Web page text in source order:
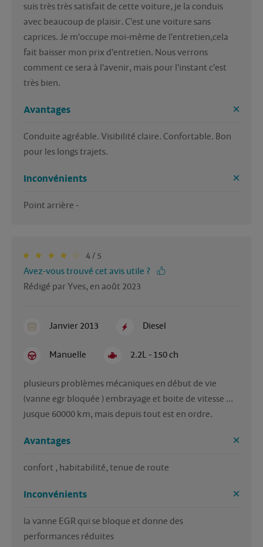
suis très très satisfait de cette voiture, je la conduis
avec beaucoup de plaisir. C'est une voiture sans
caprices. Je m'occupe moi-même de l'entretien,cela
fait baisser mon prix d'entretien. Nous verrons
comment ce sera à l'avenir, mais pour l'instant c'est
très bien.
Avantages
Conduite agréable. Visibilité claire. Confortable. Bon
pour les longs trajets.
Inconvénients
Point arrière -
4 / 5
Avez-vous trouvé cet avis utile ?
Rédigé par Yves, en août 2023
Janvier 2013 Diesel
Manuelle 2.2L - 150 ch
plusieurs problèmes mécaniques en début de vie
(vanne egr bloquée ) embrayage et boite de vitesse ...
jusque 60000 km, mais depuis tout est en ordre.
Avantages
confort , habitabilité, tenue de route
Inconvénients
la vanne EGR qui se bloque et donne des
performances réduites